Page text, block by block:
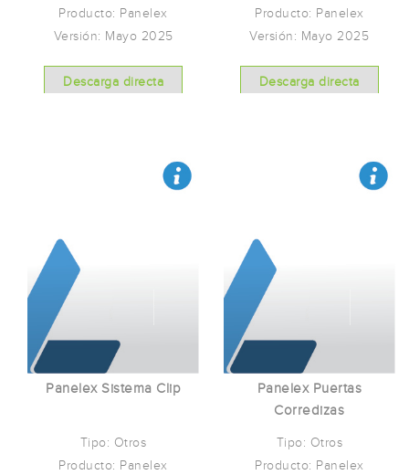
Producto: Panelex
Versión: Mayo 2025
Descarga directa
Producto: Panelex
Versión: Mayo 2025
Descarga directa
Panelex Sistema Clip
Tipo: Otros
Producto: Panelex
Panelex Puertas
Corredizas
Tipo: Otros
Producto: Panelex